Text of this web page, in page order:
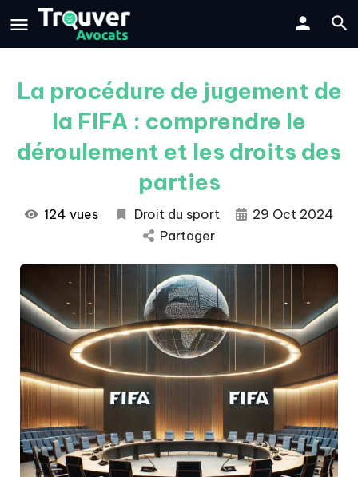
La procédure de jugement de
la FIFA : comprendre le
déroulement et les droits des
parties
124 vues Droit du sport
29 Oct 2024
Partager